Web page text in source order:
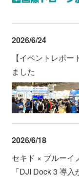
2026/6/24
【イベントレポ
ました
2026/6/18
セキド × ブルー
「DJI Dock 3 導